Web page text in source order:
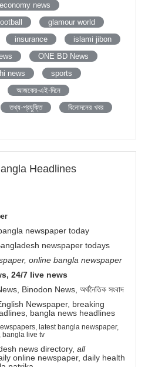
economy news
glamour world
insurance
islami jibon
ONE BD News
news
sports
আজকের-এই-দিনে
তথ্য-প্রযুক্তি
বিনোদনের খবর
Headlines
newspaper today
newspaper todays
online bangla newspaper
24/7 live news
Binodon News, অর্থনৈতিক সংবাদ
Newspaper, breaking
bangla news headlines
latest bangla newspaper,
bangla live tv
news directory, all
online newspaper, daily health